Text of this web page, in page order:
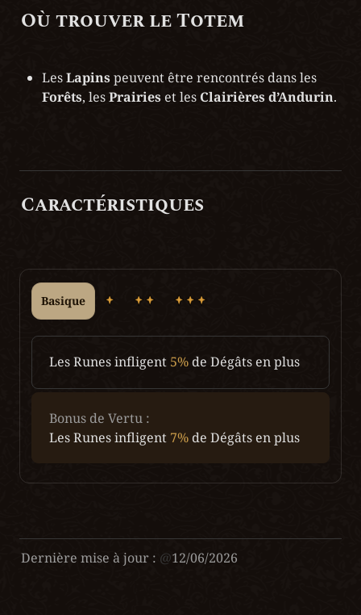
Où trouver le Totem
Les Lapins
Forêts, les Prairies et les Clairières d’Andurin.
Caractéristiques
Basique
Les Runes infligent 5% de Dégâts en plus
Bonus de Vertu :
Les Runes infligent 7% de Dégâts en plus
Dernière mise à jour : @12/06/2026